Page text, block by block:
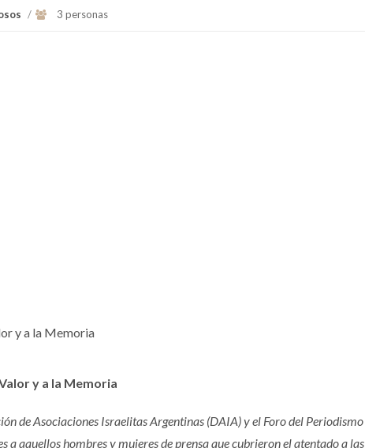
/ 3 personas
y a la Memoria
y a la Memoria
de Asociaciones Israelitas Argentinas (DAIA) y el Foro del Periodismo
a aquellos hombres y mujeres de prensa que cubrieron el atentado a las